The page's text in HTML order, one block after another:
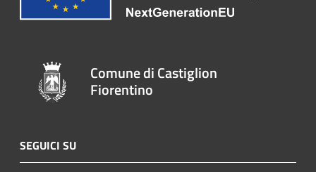
Comune di Castiglion
Fiorentino
SEGUICI SU